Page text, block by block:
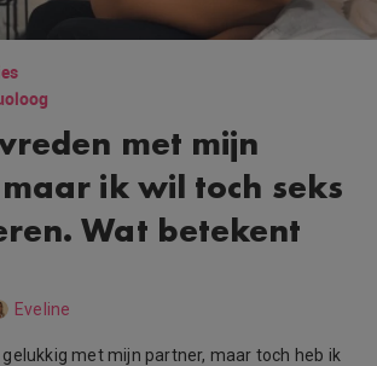
met mijn
ik wil toch seks
Wat betekent
Eveline
gelukkig met mijn partner, maar toch heb ik